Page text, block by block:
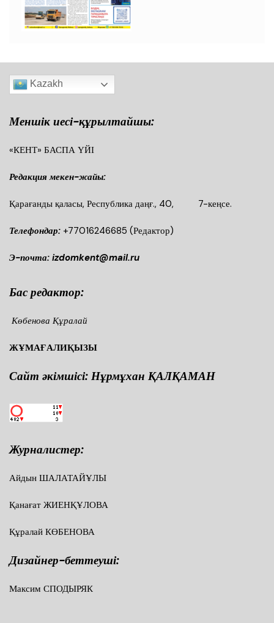
Kazakh
Меншік иесі-құрылтайшы:
«КЕНТ» БАСПА ҮЙІ
Редакция мекен-жайы:
Қарағанды қаласы, Республика даңғ., 40, 7-кеңсе.
Телефондар: +77016246685 (Редактор)
Э-почта: izdomkent@mail.ru
Бас редактор:
Көбенова Құралай
ЖҰМАҒАЛИҚЫЗЫ
Сайт әкімшісі: Нұрмұхан ҚАЛҚАМАН
Журналистер:
Айдын ШАЛАТАЙҰЛЫ
Қанағат ЖИЕНҚҰЛОВА
Құралай КӨБЕНОВА
Дизайнер-беттеуші:
Максим СПОДЫРЯК